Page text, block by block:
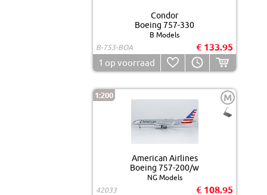
Condor
Boeing 757-330
B Models
B-753-BOA
€ 133.95
1 op voorraad
1:200 M
American Airlines
Boeing 757-200/w
NG Models
42033
€ 108.95